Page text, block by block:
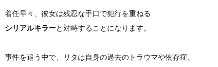
着任早々、彼女は残忍な手口で犯行を重ねる
シリアルキラーと対峙することになります。
事件を追う中で、リタは自身の過去のトラウマや依存症、